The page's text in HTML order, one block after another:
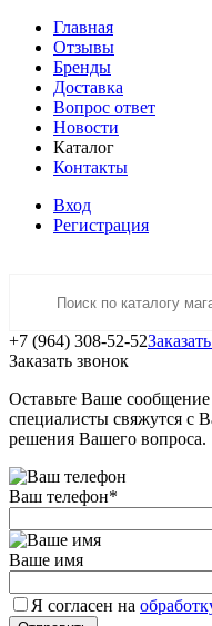
Главная
Отзывы
Бренды
Доставка
Вопрос ответ
Новости
Каталог
Контакты
Вход
Регистрация
+7 (964) 308-52-52
Заказать звонок
Оставьте Ваше
специалисты свяжутся с
решения Вашего вопроса.
Ваш телефон*
Ваше имя
Я согласен на